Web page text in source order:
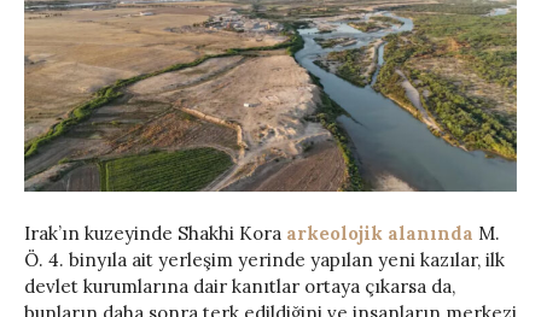
Irak’ın kuzeyinde Shakhi Kora arkeolojik alanında M.
Ö. 4. binyıla ait yerleşim yerinde yapılan yeni kazılar, ilk
devlet kurumlarına dair kanıtlar ortaya çıkarsa da,